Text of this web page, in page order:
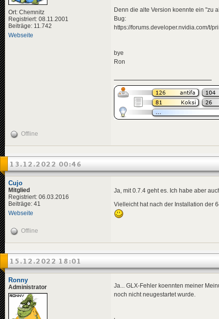
Ort: Chemnitz
Registriert: 08.11.2001
Beiträge: 11.742
Webseite
Denn die alte Version koennte ein "zu
Bug:
https://forums.developer.nvidia.com/t/
bye
Ron
Offline
13.12.2022 00:46
Cujo
Mitglied
Registriert: 06.03.2016
Beiträge: 41
Webseite
Ja, mit 0.7.4 geht es. Ich habe aber
Vielleicht hat nach der Installation der
Offline
15.12.2022 18:01
Ronny
Administrator
Ja... GLX-Fehler koennten meiner
noch nicht neugestartet wurde.